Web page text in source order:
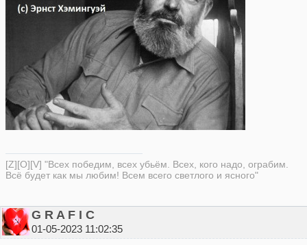
[Z][O][V] "Всех победим, всех убьём. Всех, кого надо, ограбим.
Всё будет как мы любим! Всем всего светлого и ясного"
G R A F I C
01-05-2023 11:02:35